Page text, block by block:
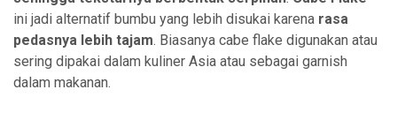
ini jadi alternatif bumbu yang lebih disukai karena rasa
pedasnya lebih tajam. Biasanya cabe flake digunakan atau
sering dipakai dalam kuliner Asia atau sebagai garnish
dalam makanan.